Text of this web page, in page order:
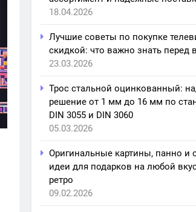
18.04.2026
Лучшие советы по покупке
скидкой: что важно знать перед
23.03.2026
Трос стальной оцинкованный:
решение от 1 мм до 16 мм по
DIN 3055 и DIN 3060
05.03.2026
Оригинальные картины, панно и
идеи для подарков на любой
ретро
09.02.2026